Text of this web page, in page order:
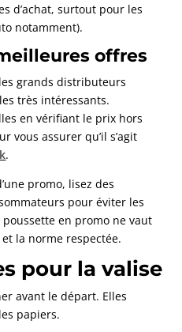
d’achat, surtout pour les
notamment).
offres
grands distributeurs
très intéressants.
en vérifiant le prix hors
vous assurer qu’il s’agit
.
promo, lisez des
pour éviter les
en promo ne vaut
la norme respectée.
pour la valise
avant le départ. Elles
papiers.